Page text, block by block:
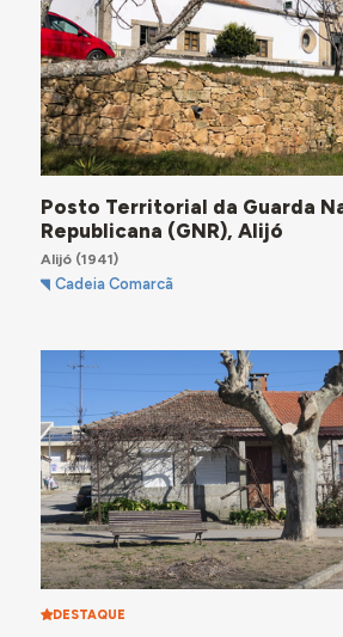
Posto Territorial da Guarda
Republicana (GNR), Alijó
Alijó(1941)
Cadeia Comarcã
DESTAQUE